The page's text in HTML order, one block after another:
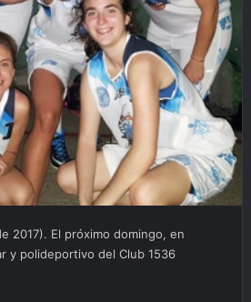
2017). El próximo domingo, en
y polideportivo del Club 1536